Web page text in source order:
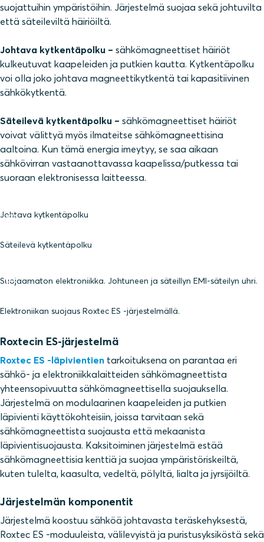
suojattuihin ympäristöihin. Järjestelmä suojaa sekä johtuvilta
että säteileviltä häiriöiltä.
Johtava kytkentäpolku – sähkömagneettiset häiriöt
kulkeutuvat kaapeleiden ja putkien kautta. Kytkentäpolku
voi olla joko johtava magneettikytkentä tai kapasitiivinen
sähkökytkentä.
Säteilevä kytkentäpolku – sähkömagneettiset häiriöt
voivat välittyä myös ilmateitse sähkömagneettisina
aaltoina. Kun tämä energia imeytyy, se saa aikaan
sähkövirran vastaanottavassa kaapelissa/putkessa tai
suoraan elektronisessa laitteessa.
Johtava kytkentäpolku
Säteilevä kytkentäpolku
Suojaamaton elektroniikka. Johtuneen ja säteillyn EMI-säteilyn uhri.
Elektroniikan suojaus Roxtec ES -järjestelmällä.
Roxtecin ES-järjestelmä
Roxtec ES -läpivientien tarkoituksena on parantaa eri
sähkö- ja elektroniikkalaitteiden sähkömagneettista
yhteensopivuutta sähkömagneettisella suojauksella.
Järjestelmä on modulaarinen kaapeleiden ja putkien
läpivienti käyttökohteisiin, joissa tarvitaan sekä
sähkömagneettista suojausta että mekaanista
läpivientisuojausta. Kaksitoiminen järjestelmä estää
sähkömagneettisia kenttiä ja suojaa ympäristöriskeiltä,
kuten tulelta, kaasulta, vedeltä, pölyltä, lialta ja jyrsijöiltä.
Järjestelmän komponentit
Järjestelmä koostuu sähköä johtavasta teräskehyksestä,
Roxtec ES -moduuleista, välilevyistä ja puristusyksiköstä sekä